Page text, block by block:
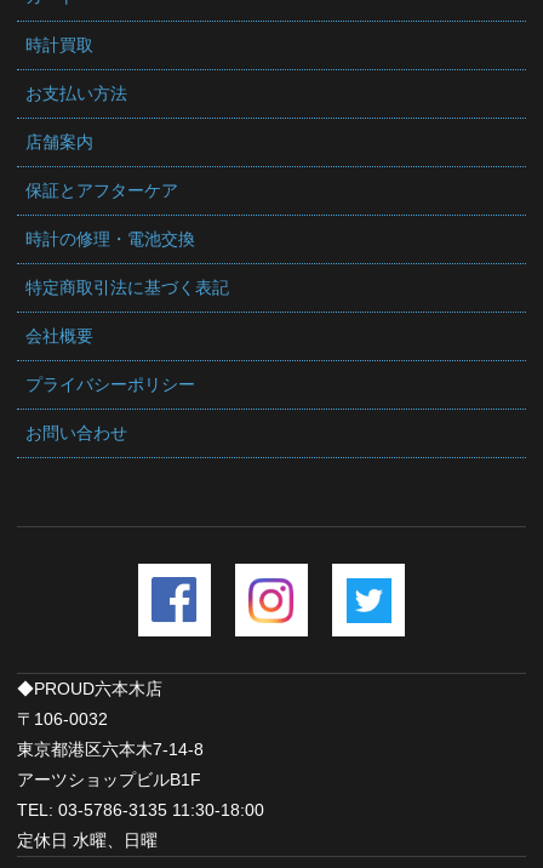
時計買取
お支払い方法
店舗案内
保証とアフターケア
時計の修理・電池交換
特定商取引法に基づく表記
会社概要
プライバシーポリシー
お問い合わせ
◆PROUD六本木店
〒106-0032
東京都港区六本木7-14-8
アーツショップビルB1F
TEL: 03-5786-3135 11:30-18:00
定休日 水曜、日曜